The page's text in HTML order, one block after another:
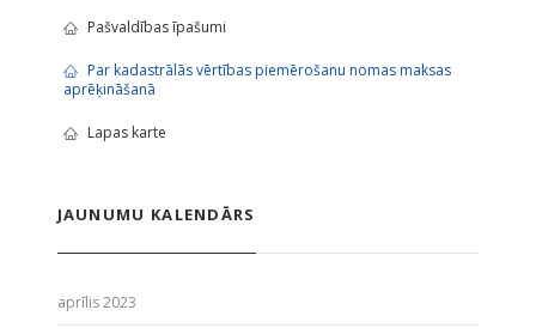
Pašvaldības īpašumi
Par kadastrālās vērtības piemērošanu nomas maksas
aprēķināšanā
Lapas karte
JAUNUMU KALENDĀRS
aprīlis 2023